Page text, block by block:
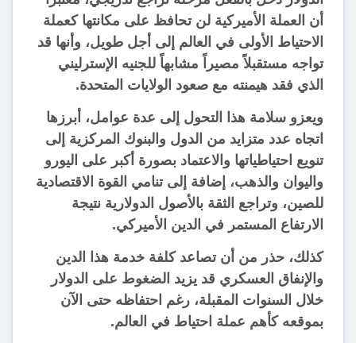
أن العملة الأميركية لن تحافظ على مكانتها كعملة
الاحتياط الأولى في العالم إلى أجل طويل، وأنها قد
تواجه مستقبلاً مصيراً مشابهاً للجنيه الإسترليني
الذي فقد هيمنته مع صعود الولايات المتحدة.
ويعزو سلامة هذا التحول إلى عدة عوامل، أبرزها
اتجاه عدد متزايد من الدول والبنوك المركزية إلى
تنويع احتياطياتها والاعتماد بصورة أكبر على اليورو
واليوان والذهب، إضافة إلى تنامي القوة الاقتصادية
للصين، وتراجع الثقة بالأصول الدولارية نتيجة
الارتفاع المستمر في الدين الأميركي.
كذلك، حذر من أن تصاعد كلفة خدمة هذا الدين
والإنفاق العسكري قد يزيد الضغوط على الدولار
خلال السنوات المقبلة، رغم احتفاظه حتى الآن
بموقعه كأهم عملة احتياط في العالم.